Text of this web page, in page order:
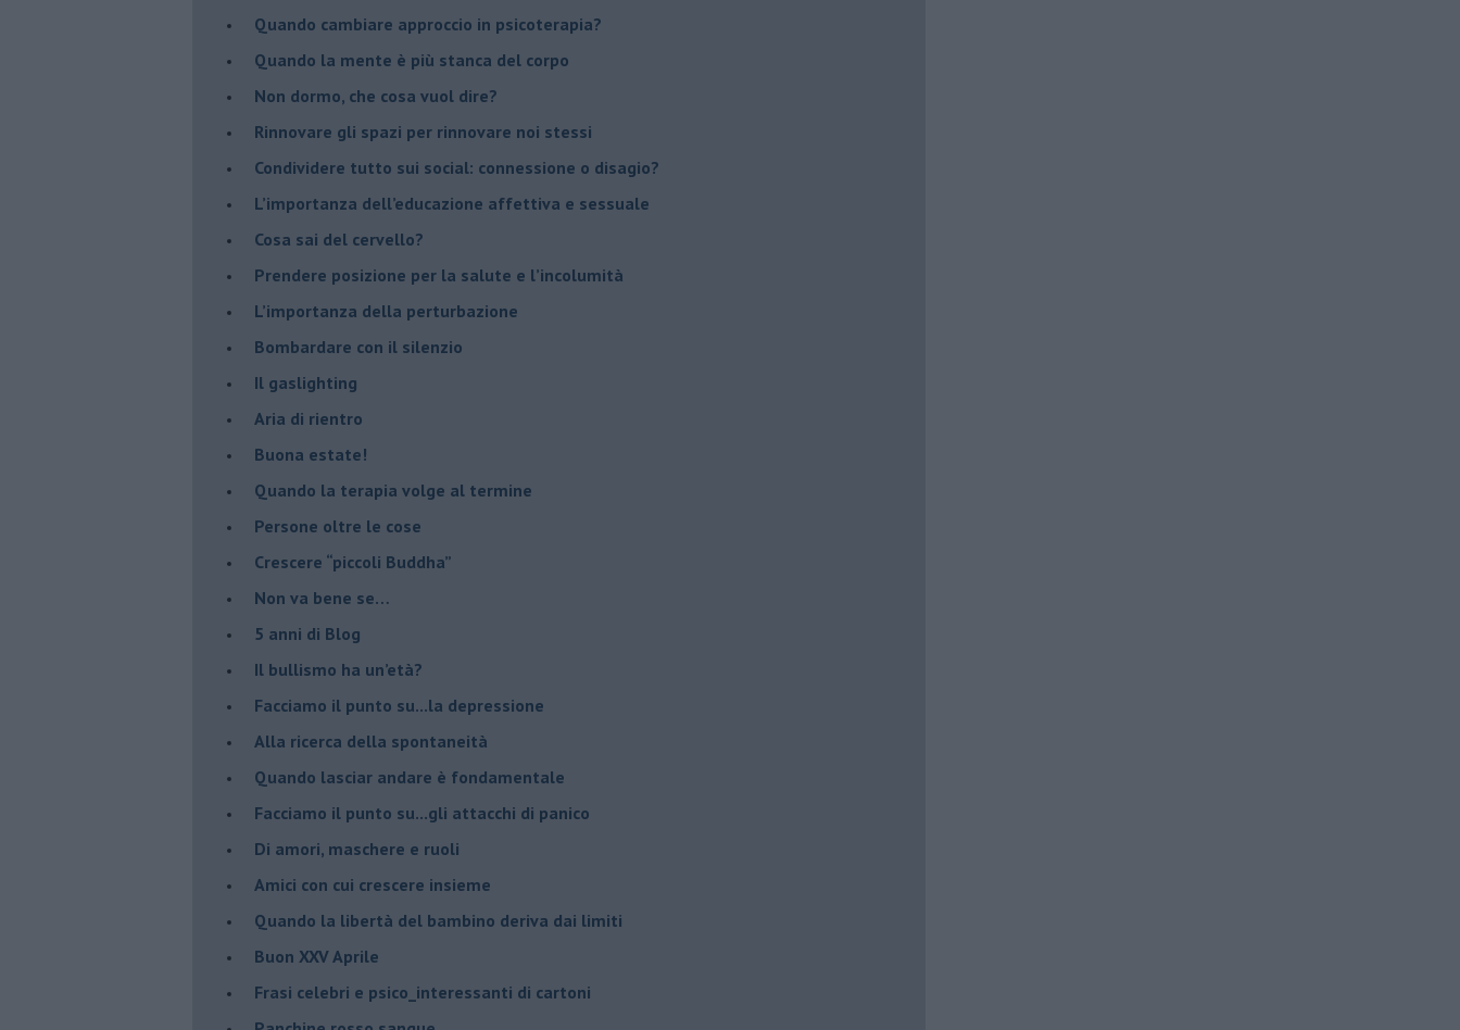
Quando cambiare approccio in psicoterapia?
​Quando la mente è più stanca del corpo
Non dormo, che cosa vuol dire?
​Rinnovare gli spazi per rinnovare noi stessi
​Condividere tutto sui social: connessione o disagio?
​L’importanza dell’educazione affettiva e sessuale
​Cosa sai del cervello?
Prendere posizione per la salute e l’incolumità
L’importanza della perturbazione
​Bombardare con il silenzio
Il gaslighting
Aria di rientro
Buona estate!
​Quando la terapia volge al termine
​Persone oltre le cose
​Crescere “piccoli Buddha”
Non va bene se…
​5 anni di Blog
​Il bullismo ha un’età?
Facciamo il punto su...la depressione
​Alla ricerca della spontaneità
​Quando lasciar andare è fondamentale
Facciamo il punto su...gli attacchi di panico
Di amori, maschere e ruoli
​Amici con cui crescere insieme
​Quando la libertà del bambino deriva dai limiti
Buon XXV Aprile
​Frasi celebri e psico_interessanti di cartoni